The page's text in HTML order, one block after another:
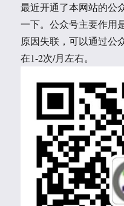
最近开通了本网站的公
一下。公众号主要作用
原因失联，可以通过公
在1-2次/月左右。